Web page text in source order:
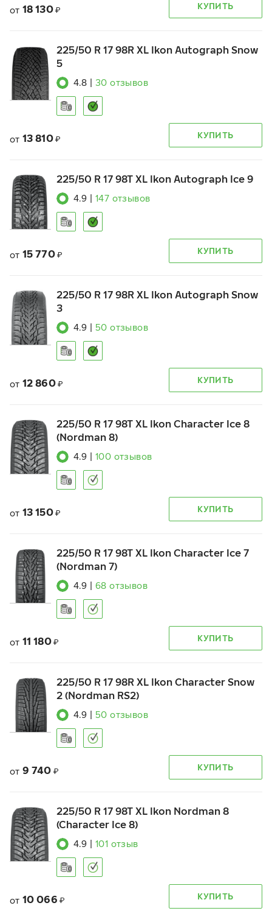
от 18 130 ₽ КУПИТЬ
225/50 R 17 98R XL Ikon Autograph Snow
5
4.8 30 отзывов
от 13 810 ₽ КУПИТЬ
225/50 R 17 98T XL Ikon Autograph Ice 9
4.9 147 отзывов
от 15 770 ₽ КУПИТЬ
225/50 R 17 98R XL Ikon Autograph Snow
3
4.9 50 отзывов
от 12 860 ₽ КУПИТЬ
225/50 R 17 98T XL Ikon Character Ice 8
(Nordman 8)
4.9 100 отзывов
от 13 150 ₽ КУПИТЬ
225/50 R 17 98T XL Ikon Character Ice 7
(Nordman 7)
4.9 68 отзывов
от 11 180 ₽ КУПИТЬ
225/50 R 17 98R XL Ikon Character Snow
2 (Nordman RS2)
4.9 50 отзывов
от 9 740 ₽ КУПИТЬ
225/50 R 17 98T XL Ikon Nordman 8
(Character Ice 8)
4.9 101 отзыв
от 10 066 ₽ КУПИТЬ